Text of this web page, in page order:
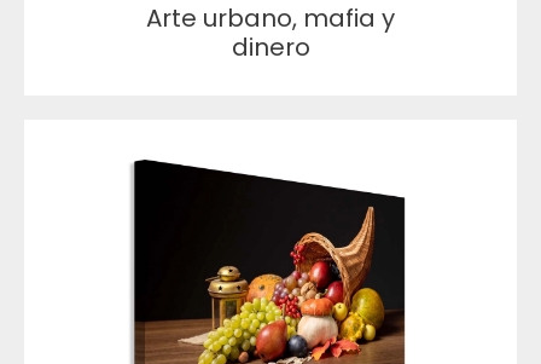
Arte urbano, mafia y
dinero